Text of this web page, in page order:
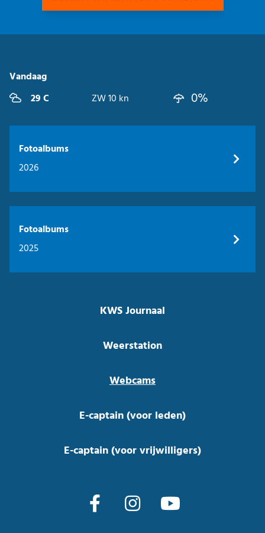
Vandaag
29 C
ZW 10 kn 0%
Fotoalbums
2026
Fotoalbums
2025
KWS Journaal
Weerstation
Webcams
E-captain (voor leden)
E-captain (voor vrijwilligers)